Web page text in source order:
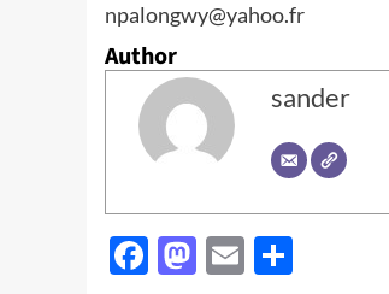
npalongwy@yahoo.fr
Author
sander
Facebook
Mastodon
Email